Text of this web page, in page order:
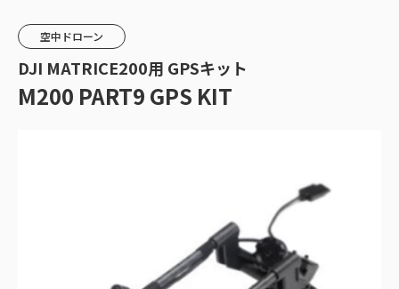
空中ドローン
DJI MATRICE200用 GPSキット
M200 PART9 GPS KIT